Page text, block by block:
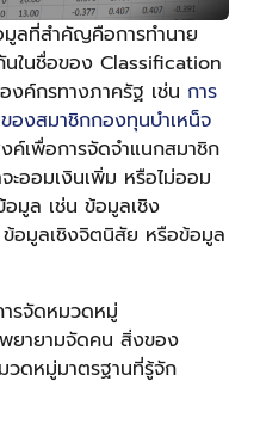
มูลที่สำคัญคือการทำนาย
นในชื่อของ Classification
ค์กรทางภาครัฐ เช่น การ
องสมาชิกกองทุนบำเหน็จ
ค์เพื่อการจัดจำแนกสมาชิก
ะออมเงินเพิ่ม หรือไม่ออม
มูล เช่น ข้อมูลเชิง
ข้อมูลเชิงจิตนิสัย หรือข้อมูล
รจัดหมวดหมู่
ยายามจัดคน สิ่งของ
วดหมู่มาตรฐานที่รู้จัก